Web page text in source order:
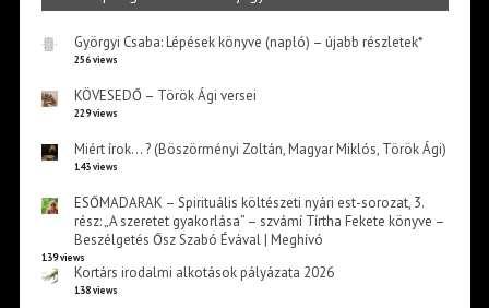
Györgyi Csaba: Lépések könyve (napló) – újabb részletek*
256 views
KÖVESEDŐ – Török Ági versei
229 views
Miért írok… ? (Böszörményi Zoltán, Magyar Miklós, Török Ági)
143 views
ESŐMADARAK – Spirituális költészeti nyári est-sorozat, 3.
rész: „A szeretet gyakorlása” – szvámí Tírtha Fekete könyve –
Beszélgetés Ősz Szabó Évával | Meghívó
139 views
Kortárs irodalmi alkotások pályázata 2026
138 views